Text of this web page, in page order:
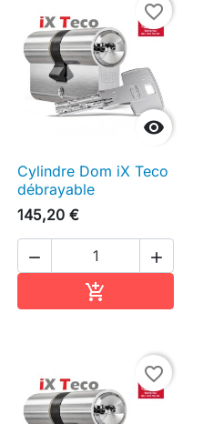

favorite_border
Cylindre Dom iX Teco
débrayable
145,20 €
 

favorite_border